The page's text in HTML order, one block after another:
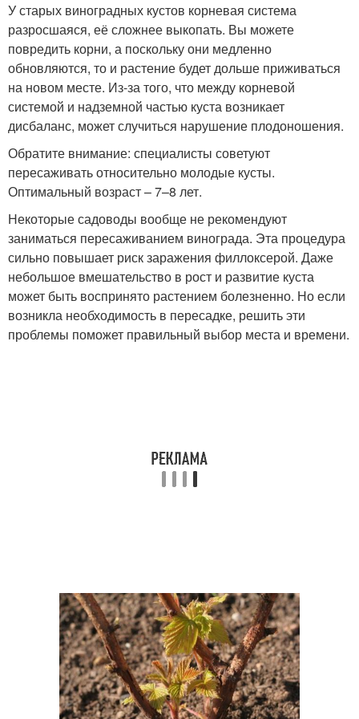
У старых виноградных кустов корневая система
разросшаяся, её сложнее выкопать. Вы можете
повредить корни, а поскольку они медленно
обновляются, то и растение будет дольше приживаться
на новом месте. Из-за того, что между корневой
системой и надземной частью куста возникает
дисбаланс, может случиться нарушение плодоношения.
Обратите внимание: специалисты советуют
пересаживать относительно молодые кусты.
Оптимальный возраст – 7–8 лет.
Некоторые садоводы вообще не рекомендуют
заниматься пересаживанием винограда. Эта процедура
сильно повышает риск заражения филлоксерой. Даже
небольшое вмешательство в рост и развитие куста
может быть воспринято растением болезненно. Но если
возникла необходимость в пересадке, решить эти
проблемы поможет правильный выбор места и времени.